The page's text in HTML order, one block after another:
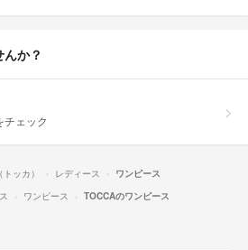
か？
チェック
ッカ） レディース
ワンピース
ワンピース TOCCAのワンピース